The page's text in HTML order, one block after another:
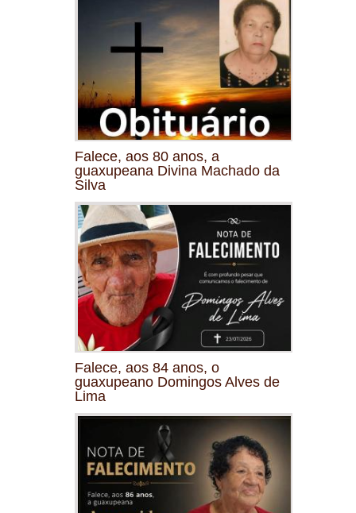
Falece, aos 80 anos, a
guaxupeana Divina Machado da
Silva
Falece, aos 84 anos, o
guaxupeano Domingos Alves de
Lima